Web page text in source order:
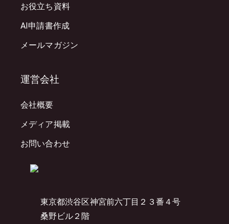
東京都渋谷区神宮前六丁目２３番４号
桑野ビル２階
お役立ち資料
AI申請書作成
メールマガジン
運営会社
会社概要
メディア掲載
お問い合わせ